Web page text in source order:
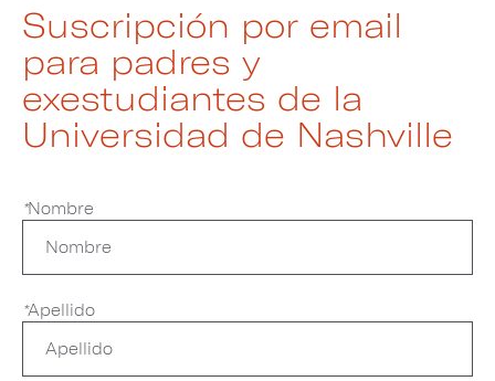
Suscripción por email
para padres y
exestudiantes de la
Universidad de Nashville
*Nombre
*Apellido